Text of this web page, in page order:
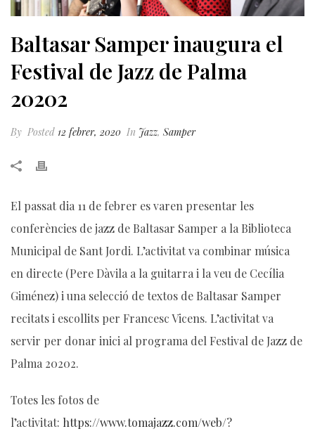
Baltasar Samper inaugura el
Festival de Jazz de Palma
20202
By Posted 12 febrer, 2020 In Jazz, Samper
El passat dia 11 de febrer es varen presentar les
conferències de jazz de Baltasar Samper a la Biblioteca
Municipal de Sant Jordi. L’activitat va combinar música
en directe (Pere Dàvila a la guitarra i la veu de Cecília
Giménez) i una selecció de textos de Baltasar Samper
recitats i escollits per Francesc Vicens. L’activitat va
servir per donar inici al programa del Festival de Jazz de
Palma 20202.
Totes les fotos de
l’activitat: https://www.tomajazz.com/web/?